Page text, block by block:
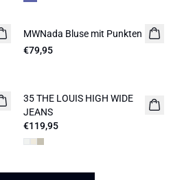
MWNada Bluse mit Punkten
€79,95
35 THE LOUIS HIGH WIDE
JEANS
€119,95